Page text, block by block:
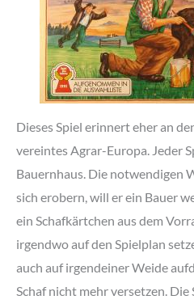
Dieses Spiel erinnert eher an
vereintes Agrar-Europa. Jeder
Bauernhaus. Die notwendigen
sich erobern, will er ein Bauer
ein Schafkärtchen aus dem
irgendwo auf den Spielplan
auch auf irgendeiner Weide
Schaf nicht mehr versetzen.